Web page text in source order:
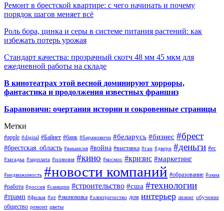
Ремонт в брестской квартире: с чего начинать и почему
порядок шагов меняет всё
Роль бора, цинка и серы в системе питания растений: как
избежать потерь урожая
Стандарт качества: прозрачный скотч 48 мм 45 мкм для
ежедневной работы на складе
В кинотеатрах этой весной доминируют хорроры,
фантастика и продолжения известных франшиз
Барановичи: очертания истории и сокровенные страницы
Метки
#apple #digital #Байнет #банк #барановичи #беларусь #бизнес #брест
#брестская_область #вакансия #война #выставка #гаи #двери #деньги #ес
#загадка #зарплата #иллюзия #кино #космос #кризис #маркетинг
#недвижимость #новости компаний #образование #окна
#работа #россия #санкции #строительство #сша #технологии
#трамп #фильм #цт #экономика #электричество дом интерьер лизинг обучение
общество ремонт цветы